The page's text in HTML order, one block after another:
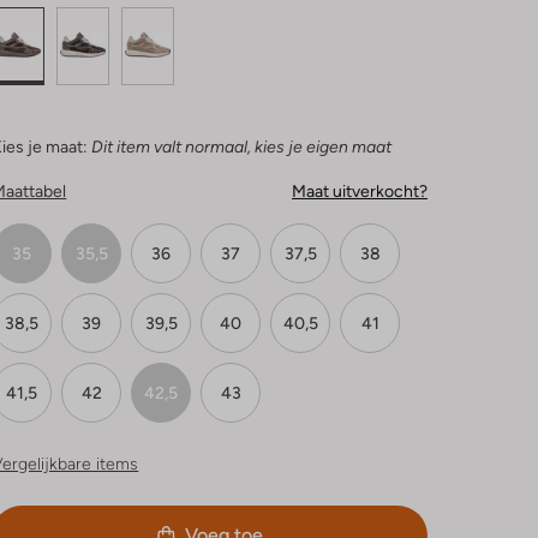
je maat: Dit item valt normaal, kies je eigen maat
Maat uitverkocht?
35 35,5 36 37 37,5 38
38,5 39 39,5 40 40,5 41
41,5 42 42,5 43
items